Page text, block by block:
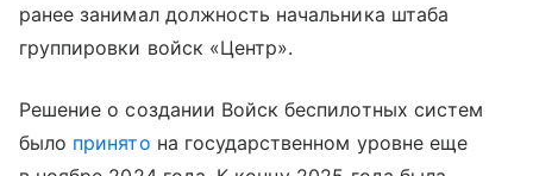
ранее занимал должность начальника штаба
группировки войск «Центр».
Решение о создании Войск беспилотных систем
было принято на государственном уровне еще